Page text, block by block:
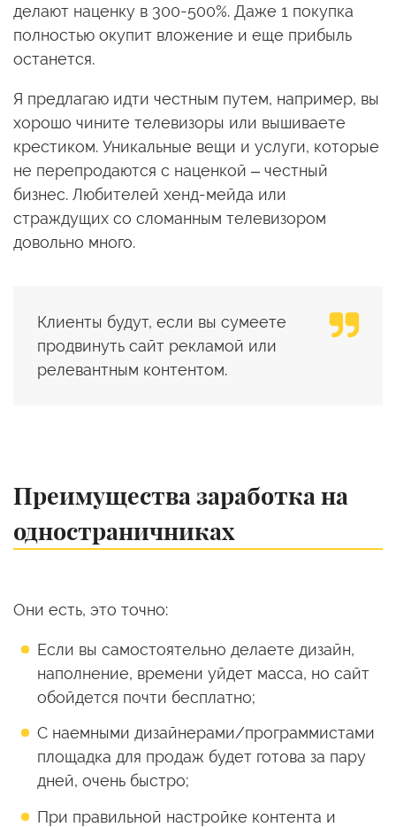
делают наценку в 300-500%. Даже 1 покупка
полностью окупит вложение и еще прибыль
останется.
Я предлагаю идти честным путем, например, вы
хорошо чините телевизоры или вышиваете
крестиком. Уникальные вещи и услуги, которые
не перепродаются с наценкой – честный
бизнес. Любителей хенд-мейда или
страждущих со сломанным телевизором
довольно много.
Клиенты будут, если вы сумеете
продвинуть сайт рекламой или
релевантным контентом.
Преимущества заработка на
одностраничниках
Они есть, это точно:
Если вы самостоятельно делаете дизайн,
наполнение, времени уйдет масса, но сайт
обойдется почти бесплатно;
С наемными дизайнерами/программистами
площадка для продаж будет готова за пару
дней, очень быстро;
При правильной настройке контента и